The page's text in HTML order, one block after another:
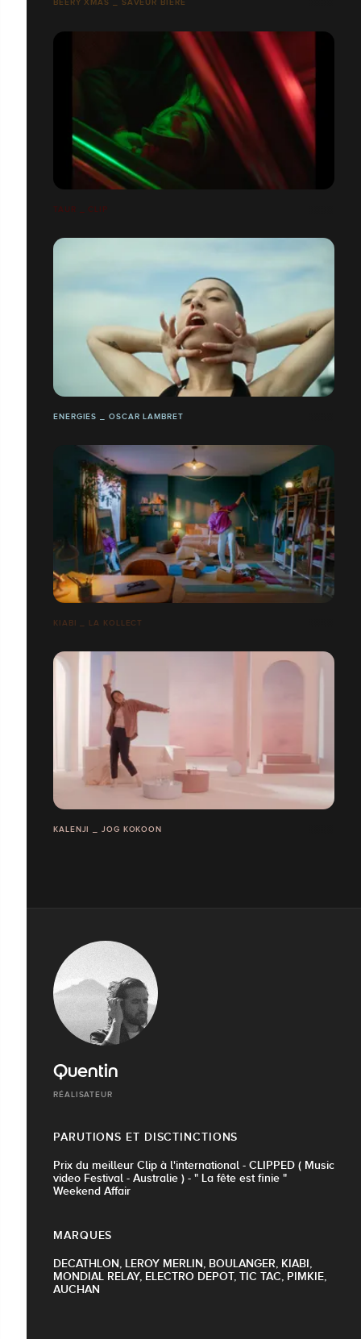
BEERY XMAS _ SAVEUR BIÈRE
TAUR _ CLIP
ENERGIES _ OSCAR LAMBRET
KIABI _ LA KOLLECT
KALENJI _ JOG KOKOON
Quentin
RÉALISATEUR
PARUTIONS ET DISCTINCTIONS
Prix du meilleur Clip à l'international - CLIPPED ( Music
video Festival - Australie ) - " La fête est finie "
Weekend Affair
MARQUES
DECATHLON, LEROY MERLIN, BOULANGER, KIABI,
MONDIAL RELAY, ELECTRO DEPOT, TIC TAC, PIMKIE,
AUCHAN